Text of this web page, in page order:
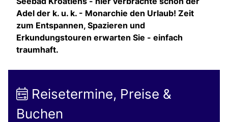
Adel der k. u. k. - Monarchie den Urlaub! Zeit
zum Entspannen, Spazieren und
Erkundungstouren erwarten Sie - einfach
traumhaft.
Reisetermine, Preise &
Buchen